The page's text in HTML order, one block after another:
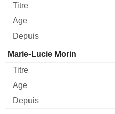
Marie-Lucie Morin